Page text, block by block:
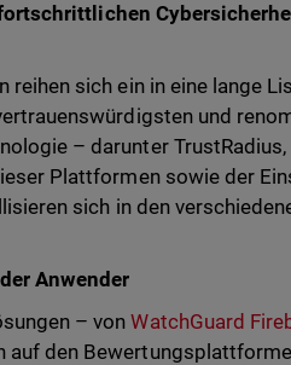
reihen sich ein in eine lange
und
– darunter
Plattformen sowie der
sich in den
Anwender
– vonWatchGuard
auf den